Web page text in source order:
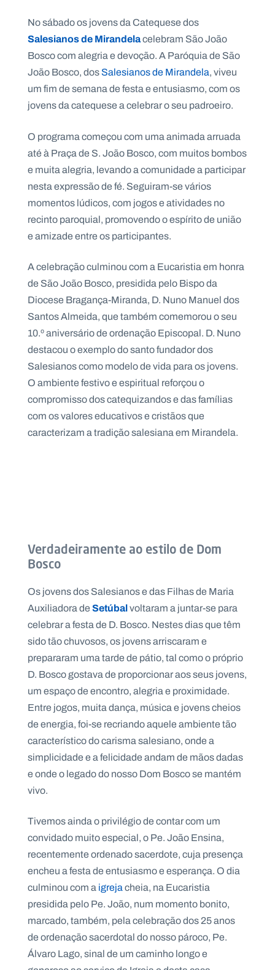
No sábado os jovens da Catequese dos
Salesianos de Mirandelacelebram São João
Bosco com alegria e devoção. A Paróquia de São
João Bosco, dosSalesianos de Mirandela, viveu
um fim de semana de festa e entusiasmo, com os
jovens da catequese a celebrar o seu padroeiro.
O programa começou com uma animada arruada
até à Praça de S. João Bosco, com muitos bombos
e muita alegria, levando a comunidade a participar
nesta expressão de fé. Seguiram-se vários
momentos lúdicos, com jogos e atividades no
recinto paroquial, promovendo o espírito de união
e amizade entre os participantes.
A celebração culminou com a Eucaristia em honra
de São João Bosco, presidida pelo Bispo da
Diocese Bragança-Miranda, D. Nuno Manuel dos
Santos Almeida, que também comemorou o seu
10.º aniversário de ordenação Episcopal. D. Nuno
destacou o exemplo do santo fundador dos
Salesianos como modelo de vida para os jovens.
O ambiente festivo e espiritual reforçou o
compromisso dos catequizandos e das famílias
com os valores educativos e cristãos que
caracterizam a tradição salesiana em Mirandela.
Verdadeiramente ao estilo de Dom
Bosco
Os jovens dos Salesianos e das Filhas de Maria
Auxiliadora deSetúbalvoltaram a juntar-se para
celebrar a festa de D. Bosco. Nestes dias que têm
sido tão chuvosos, os jovens arriscaram e
prepararam uma tarde de pátio, tal como o próprio
D. Bosco gostava de proporcionar aos seus jovens,
um espaço de encontro, alegria e proximidade.
Entre jogos, muita dança, música e jovens cheios
de energia, foi-se recriando aquele ambiente tão
característico do carisma salesiano, onde a
simplicidade e a felicidade andam de mãos dadas
e onde o legado do nosso Dom Bosco se mantém
vivo.
Tivemos ainda o privilégio de contar com um
convidado muito especial, o Pe. João Ensina,
recentemente ordenado sacerdote, cuja presença
encheu a festa de entusiasmo e esperança. O dia
culminou com aigrejacheia, na Eucaristia
presidida pelo Pe. João, num momento bonito,
marcado, também, pela celebração dos 25 anos
de ordenação sacerdotal do nosso pároco, Pe.
Álvaro Lago, sinal de um caminho longo e